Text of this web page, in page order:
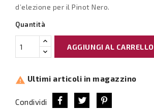
d’elezione per il Pinot Nero.
Quantità
AGGIUNGI AL CARRELLO
 Ultimi articoli in magazzino
Condividi